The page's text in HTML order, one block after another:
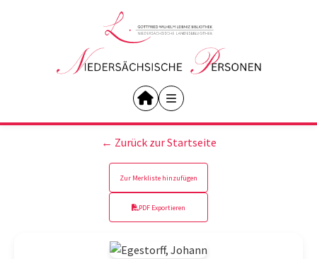
← Zurück zur Startseite
Zur Merkliste hinzufügen
PDF Exportieren